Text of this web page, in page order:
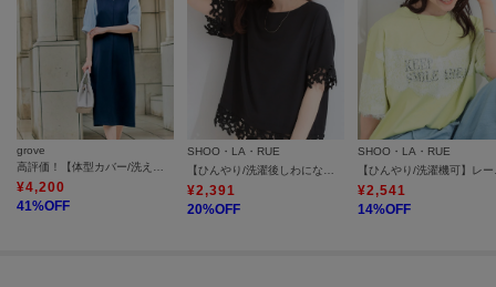
grove
高評価！【体型カバー/洗える】袖布帛ポンチワンピース
¥4,200
41%OFF
SHOO・LA・RUE
【ひんやり/洗濯後しわになりにくい/S-LL】コーデの主役になる レース付きブラウス
¥2,391
20%OFF
SHOO・LA・RUE
【ひん
¥2,541
14%OFF